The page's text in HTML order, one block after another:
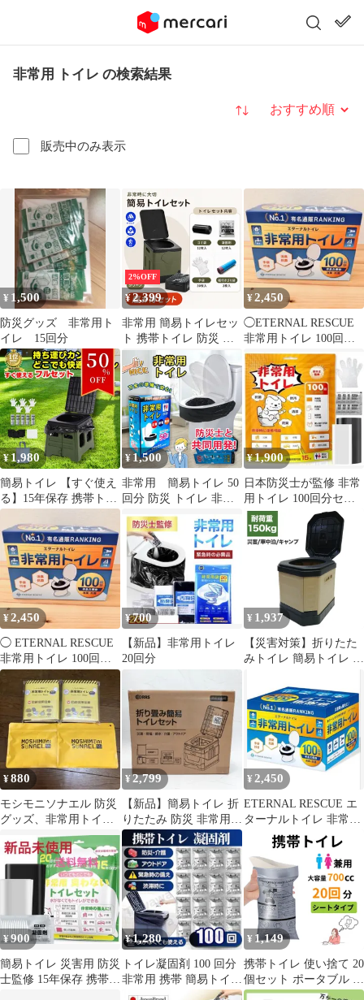
非常用 トイレ の検索結果
販売中のみ表示
並び替え
¥ 1,500
防災グッズ 非常用ト
イレ 15回分
2%OFF
¥2,399
非常用 簡易トイレセッ
ト 携帯トイレ 防災 キ
ャンプ 車中泊 アウトド
ア
¥2,450
◯ETERNAL RESCUE
非常用トイレ 100回分
防災 断水 停電 新品
¥1,980
簡易トイレ 【すぐ使え
る】15年保存 携帯トイ
レ 凝固剤 防臭 耐荷重
150kg 持ち運びカンタ
ン 非常用 災害用 介護
キャンプ ポイント消化
買い回り 送料無料
¥ 1,500
非常用 簡易トイレ 50
回分 防災 トイレ 非常
用トイレ 凝固剤 防災ト
イレ 携帯トイレ コンパ
クト 災害用 防災グッズ
セット ポータブルトイ
レ 大口 アウトドア 介
護用 避難 災害時 断水
時 地震 車 渋滞
¥1,900
日本防災士が監修 非常
用トイレ 100回分セッ
ト 抗菌 防臭 防災用品
¥2,450
◯ ETERNAL RESCUE
非常用トイレ 100回分
防災 凝固剤
¥700
【新品】非常用トイレ
20回分
¥ 1,937
【災害対策】折りたた
みトイレ 簡易トイレ 携
防災 常備 ポータブルト
イレ キャンプ 車中泊
避難用 地震 蓋付 介護
水洗い アウトドア 旅行
椅子 女性用 スリム設計
コンパクト 耐荷重
150kg ゴミ箱 コンパク
ト
¥880
モシモニソナエル 防災
グッズ、非常用トイレ
¥2,799
【新品】簡易トイレ 折
りたたみ 防災 非常用
180kg 凝固剤・袋付き
¥ 2,450
ETERNAL RESCUE エ
ターナルトイレ 非常用
トイレ 100回分
¥900
簡易トイレ 災害用 防災
士監修 15年保存 携帯ト
¥1,280
トイレ凝固剤 100 回分
非常用 携帯 簡易トイレ
防災 災害 防臭 アウト
¥ 1,149
携帯トイレ 使い捨て 20
個セット ポータブル 非
常用 防災 災害 断水 登